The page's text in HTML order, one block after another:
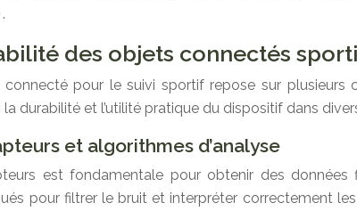
.
des objets connectés
connecté pour le suivi sportif repose sur
durabilité et l’utilité pratique du dispositif dans
et algorithmes d’analyse
est fondamentale pour obtenir des
pour filtrer le bruit et interpréter correctement